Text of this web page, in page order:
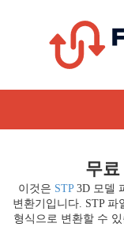
무료
이것은 STP3D 모델
변환기입니다. STP
형식으로 변환할 수